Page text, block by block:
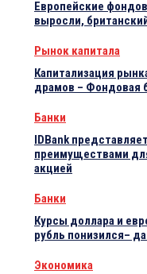
Европейские
выросли,
Рынок капитала
Капитализация
драмов – Фондовая
Банки
IDBank
преимуществами
акцией
Банки
Курсы доллара и
рубль понизился–
Экономика